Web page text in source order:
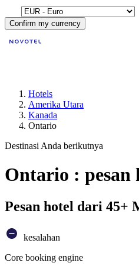
Confirm my currency
Hotels
Amerika Utara
Kanada
Ontario
Destinasi Anda berikutnya
Ontario : pesan
Pesan hotel dari 45+
kesalahan
Core booking engine